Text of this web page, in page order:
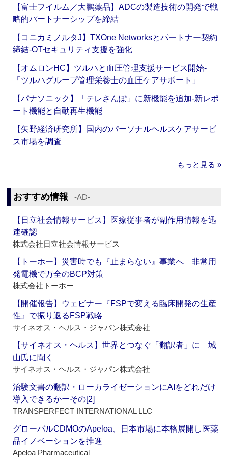
【富士フイルム／大鵬薬品】ADCの製造技術の開発で戦
略的パートナーシップを締結
【コニカミノルタJ】TXOne Networksとパートナー契約
締結‐OTセキュリティ支援を強化
【オムロンHC】ツルハと血圧管理支援サービス開始‐
「ツルハグループ管理栄養士の血圧ケアサポート」
【パナソニック】「テレさんぽ」に新機能を追加‐新レポ
ート機能と自動再生機能
【矢野経済研究所】国内のパーソナルヘルスケアサービ
ス市場を調査
もっと見る »
おすすめ情報 ‐AD‐
【日立社会情報サービス】医療従事者が副作用情報を迅
速確認
株式会社日立社会情報サービス
【トーホー】災害時でも『止まらない』事業へ 非常用
発電機で万全のBCP対策
株式会社トーホー
【開催報告】ウェビナー『FSPで変える臨床開発の生産
性』で振り返るFSP戦略
サイネオス・ヘルス・ジャパン株式会社
【サイネオス・ヘルス】世界とつなぐ「翻訳者」に 城
山氏に聞く
サイネオス・ヘルス・ジャパン株式会社
治験文書の翻訳・ローカライゼーションにAIをどれだけ
導入できるかーその[2]
TRANSPERFECT INTERNATIONAL LLC
グローバルCDMOのApeloa、日本市場に本格展開し医薬
品イノベーションを推進
Apeloa Pharmaceutical